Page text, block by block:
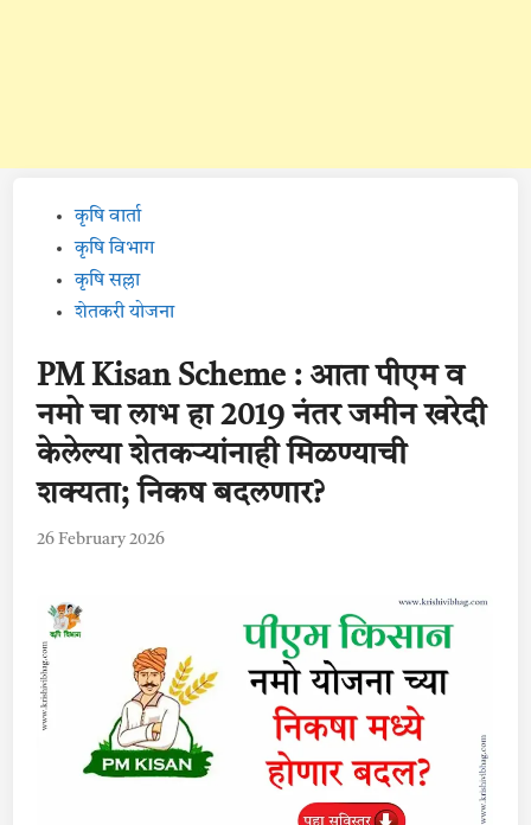
Postedकृषि वार्ता
कृषि विभाग
कृषि सल्ला
शेतकरी योजना
PM Kisan Scheme : आता पीएम व
नमो चा लाभ हा 2019 नंतर जमीन खरेदी
केलेल्या शेतकऱ्यांनाही मिळण्याची
शक्यता; निकष बदलणार?
26 February 2026